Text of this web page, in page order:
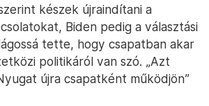
készek újraindítani a
Biden pedig a választási
tette, hogy csapatban akar
politikáról van szó. „Azt
újra csapatként működjön”